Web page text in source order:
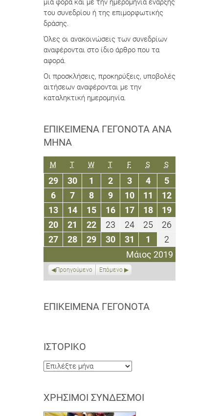
μία φορά και με την ημερομηνία έναρξης
του συνεδρίου ή της επιμορφωτικής
δράσης.
Όλες οι ανακοινώσεις των συνεδρίων
αναφέρονται στο ίδιο άρθρο που τα
αφορά.
Οι προσκλήσεις, προκηρύξεις, υποβολές
αιτήσεων αναφέρονται με την
καταληκτική ημερομηνία.
ΕΠΙΚΕΊΜΕΝΑ ΓΕΓΟΝΌΤΑ ΑΝΆ
ΜΉΝΑ
Μάιος 2019
M ΔΕΥΤΈΡΑ
TΤΡΊΤΗ
WΤΕΤΆΡΤΗ
TΠΈΜΠΤΗ
FΠΑΡΑΣΚΕΥΉ
SΣΆΒΒΑΤΟ
SΚΥΡΙΑΚΉ
2929
Απριλίου
2019
3030
Απριλίου
2019
1
Μαΐου
2019
22
Μαΐου
2019
33
Μαΐου
2019
44
Μαΐου
2019
55
Μαΐου
2019
66
Μαΐου
2019
77
Μαΐου
2019
88
Μαΐου
2019
99
Μαΐου
2019
1010
Μαΐου
2019
11
Μαΐου
2019
1212
Μαΐου
2019
1313
Μαΐου
2019
1414
Μαΐου
2019
1515
Μαΐου
2019
1616
Μαΐου
2019
1717
Μαΐου
2019
1818
Μαΐου
2019
1919
Μαΐου
2019
2020
Μαΐου
2019
21
Μαΐου
2019
2222
Μαΐου
2019
23
Μαΐου
2019
2424
Μαΐου
2019
2525
Μαΐου
2019
2626
2019
2727
Μαΐου
2828
Μαΐου
2929
Μαΐου
3030
Μαΐου
2019
31
Μαΐου
2019
1
Ιουνίου
2019
22
Ιουνίου
2019
Προηγούμενο Επόμενο
ΕΠΙΚΕΊΜΕΝΑ ΓΕΓΟΝΌΤΑ
ΙΣΤΟΡΙΚΌ
Ιστορικό
ΧΡΉΣΙΜΟΙ ΣΎΝΔΕΣΜΟΙ